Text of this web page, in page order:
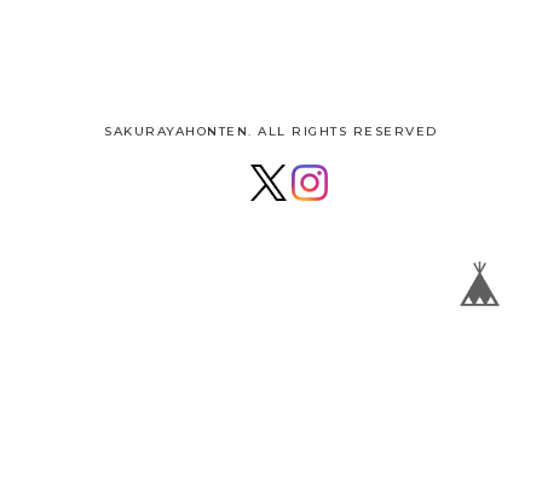
SAKURAYAHONTEN. ALL RIGHTS RESERVED